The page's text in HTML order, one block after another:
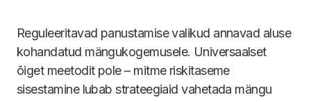
Reguleeritavad panustamise valikud annavad aluse
kohandatud mängukogemusele. Universaalset
õiget meetodit pole – mitme riskitaseme
sisestamine lubab strateegiaid vahetada mängu